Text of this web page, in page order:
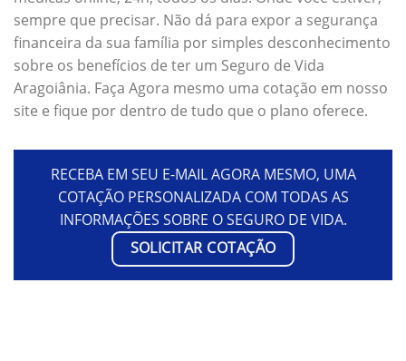
sempre que precisar. Não dá para expor a segurança
financeira da sua família por simples desconhecimento
sobre os benefícios de ter um Seguro de Vida
Aragoiânia. Faça Agora mesmo uma cotação em nosso
site e fique por dentro de tudo que o plano oferece.
RECEBA EM SEU E-MAIL AGORA MESMO, UMA
COTAÇÃO PERSONALIZADA COM TODAS AS
INFORMAÇÕES SOBRE O SEGURO DE VIDA.
SOLICITAR COTAÇÃO